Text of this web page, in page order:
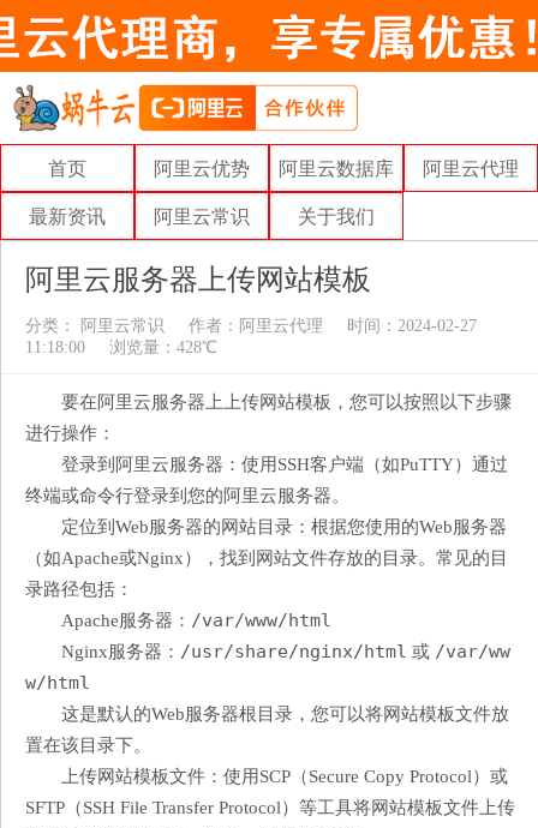
首页 阿里云优势 阿里云数据库 阿里云代理
最新资讯 阿里云常识 关于我们
阿里云服务器上传网站模板
分类： 阿里云常识 作者： 阿里云代理
时间：2024-02-27
11:18:00
浏览量：428℃
要在阿里云服务器上上传网站模板，您可以按照以下步骤
进行操作：
登录到阿里云服务器：使用SSH客户端（如PuTTY）通过
终端或命令行登录到您的阿里云服务器。
定位到Web服务器的网站目录：根据您使用的Web服务器
（如Apache或Nginx），找到网站文件存放的目录。常见的目
录路径包括：
Apache服务器： /var/www/html
Nginx服务器： /usr/share/nginx/html 或 /var/ww
w/html
这是默认的Web服务器根目录，您可以将网站模板文件放
置在该目录下。
上传网站模板文件：使用SCP（Secure Copy Protocol）或
SFTP（SSH File Transfer Protocol）等工具将网站模板文件上传